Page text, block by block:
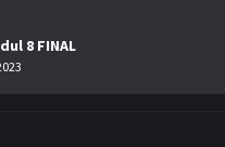
8 FINAL